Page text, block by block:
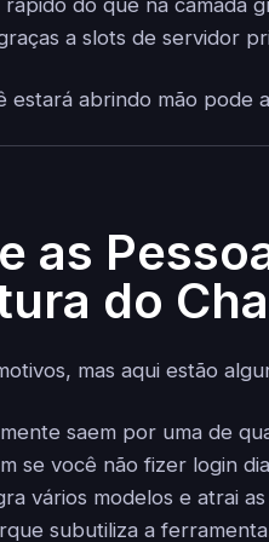
rápido do que na camada
a slots de servidor
estará abrindo mão pode
as
do
mas aqui estão
saem por uma de
se você não fizer login
vários modelos e atrai
subutiliza a